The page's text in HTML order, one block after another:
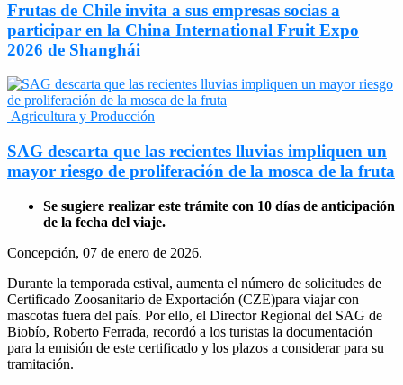
Frutas de Chile invita a sus empresas socias a
participar en la China International Fruit Expo
2026 de Shanghái
Agricultura y Producción
SAG descarta que las recientes lluvias impliquen un
mayor riesgo de proliferación de la mosca de la fruta
Se sugiere realizar este trámite con 10 días de anticipación
de la fecha del viaje.
Concepción, 07 de enero de 2026.
Durante la temporada estival, aumenta el número de solicitudes de
Certificado Zoosanitario de Exportación (CZE)para viajar con
mascotas fuera del país. Por ello, el Director Regional del SAG de
Biobío, Roberto Ferrada, recordó a los turistas la documentación
para la emisión de este certificado y los plazos a considerar para su
tramitación.